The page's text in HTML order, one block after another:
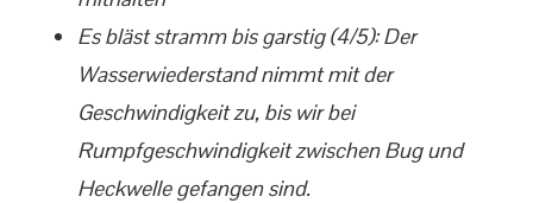
Es bläst stramm bis garstig (4/5): Der
Wasserwiederstand nimmt mit der
Geschwindigkeit zu, bis wir bei
Rumpfgeschwindigkeit zwischen Bug und
Heckwelle gefangen sind.